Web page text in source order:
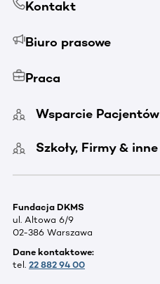
Kontakt
Biuro prasowe
Praca
Wsparcie Pacjentów
Szkoły, Firmy & inne
Fundacja DKMS
ul. Altowa 6/9
02-386 Warszawa
Dane kontaktowe:
tel. 22 882 94 00